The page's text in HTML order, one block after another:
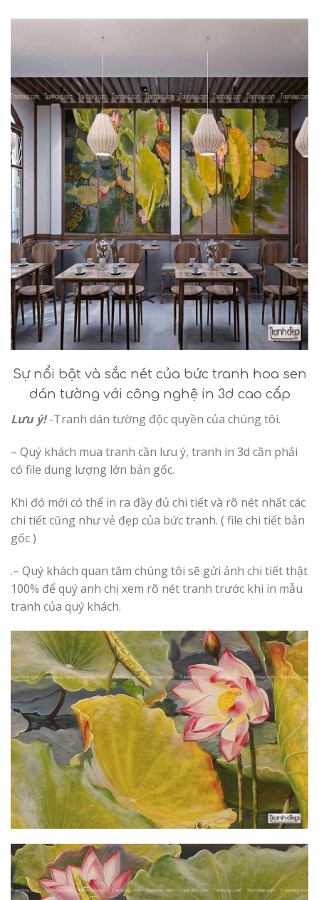
Sự nổi bật và sắc nét của bức tranh hoa sen
dán tường với công nghệ in 3d cao cấp
Lưu ý!-Tranh dán tường độc quyền của chúng tôi.
– Quý khách mua tranh cần lưu ý, tranh in 3d cần phải
có file dung lượng lớn bản gốc.
Khi đó mới có thể in ra đầy đủ chi tiết và rõ nét nhất các
chi tiết cũng như vẻ đẹp của bức tranh. ( file chi tiết bản
gốc )
.– Quý khách quan tâm chúng tôi sẽ gửi ảnh chi tiết thật
100% để quý anh chị xem rõ nét tranh trước khi in mẫu
tranh của quý khách.